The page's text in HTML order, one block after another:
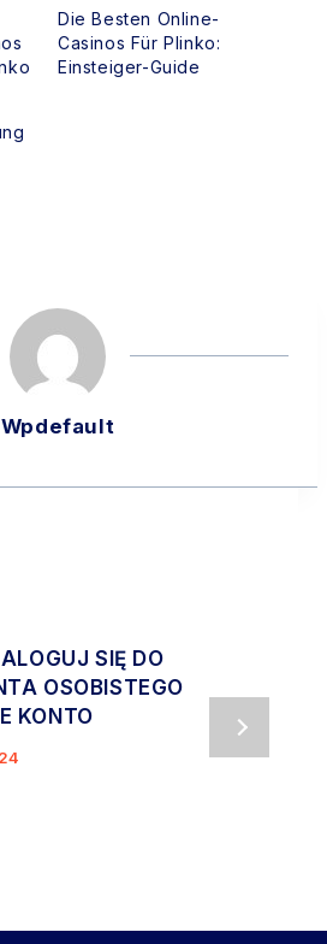
Die Besten Online-
Casinos Für Plinko:
Einsteiger-Guide
Wpdefault
SIĘ DO
OSOBISTEGO
KONTO